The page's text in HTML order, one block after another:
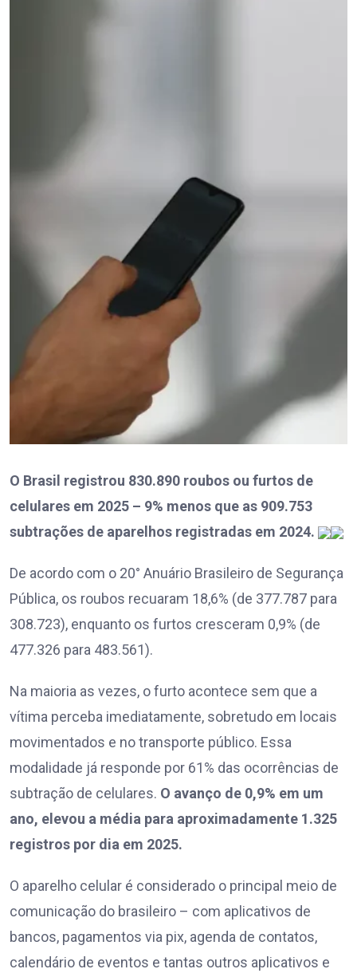
O Brasil registrou 830.890 roubos ou furtos de
celulares em 2025 – 9% menos que as 909.753
subtrações de aparelhos registradas em 2024.
De acordo com o 20° Anuário Brasileiro de Segurança
Pública, os roubos recuaram 18,6% (de 377.787 para
308.723), enquanto os furtos cresceram 0,9% (de
477.326 para 483.561).
Na maioria as vezes, o furto acontece sem que a
vítima perceba imediatamente, sobretudo em locais
movimentados e no transporte público. Essa
modalidade já responde por 61% das ocorrências de
subtração de celulares. O avanço de 0,9% em um
ano, elevou a média para aproximadamente 1.325
registros por dia em 2025.
O aparelho celular é considerado o principal meio de
comunicação do brasileiro – com aplicativos de
bancos, pagamentos via pix, agenda de contatos,
calendário de eventos e tantas outros aplicativos e